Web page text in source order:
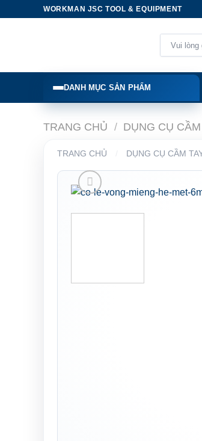
WORKMAN JSC TOOL & EQUIPMENT
kiếm:
DANH MỤC SẢN PHẨM
TRANG CHỦ / DỤNG CỤ
TRANG CHỦ DỤNG CỤ CẦM